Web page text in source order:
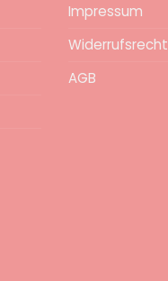
Impressum
Widerrufsrecht
AGB